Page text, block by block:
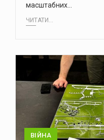
масштабних…
ЧИТАТИ...
ВІЙНА